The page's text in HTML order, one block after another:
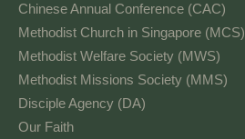
Chinese Annual Conference (CAC)
Methodist Church in Singapore (MCS)
Methodist Welfare Society (MWS)
Methodist Missions Society (MMS)
Disciple Agency (DA)
Our Faith